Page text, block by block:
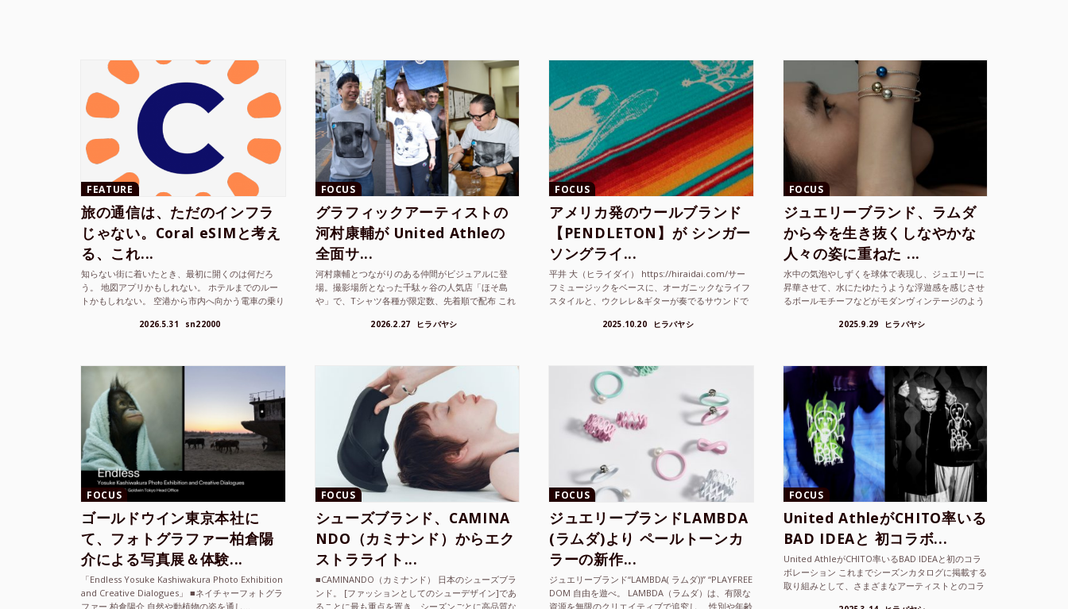
FEATURE
旅の通信は、ただのインフラ
じゃない。Coral eSIMと考え
る、これ...
知らない街に着いたとき、最初に開くのは何だろ
う。 地図アプリかもしれない。 ホテルまでのルー
トかもしれない。 空港から市内へ向かう電車の乗り
て、その街の空...2026.5.31 sn22000
FOCUS
グラフィックアーティストの
河村康輔が United Athleの
全面サ...
河村康輔とつながりのある仲間がビジュアルに登
場。撮影場所となった千駄ヶ谷の人気店「ほそ島
や」で、Tシャツ各種が限定数、先着順で配布 これ
2026.2.27 ヒラバヤシ
FOCUS
アメリカ発のウールブランド
【PENDLETON】が シンガー
ソングライ...
平井 大（ヒライダイ） https://hiraidai.com/サー
フミュージックをベースに、オーガニックなライフ
スタイルと、ウクレレ&ギターが奏でるサウンドで
2025.10.20 ヒラバヤシ
FOCUS
ジュエリーブランド、ラムダ
から今を生き抜くしなやかな
人々の姿に重ねた ...
水中の気泡やしずくを球体で表現し、ジュエリーに
昇華させて、水にたゆたうような浮遊感を感じさせ
るボールモチーフなどがモダンヴィンテージのよう
2025.9.29 ヒラバヤシ
FOCUS
ゴールドウイン東京本社に
て、フォトグラファー柏倉陽
介による写真展＆体験...
「Endless Yosuke Kashiwakura Photo Exhibition
and Creative Dialogues」 ■ネイチャーフォトグラ
ファー 柏倉陽介 自然や動植物の姿を通し...
FOCUS
シューズブランド、CAMINA
NDO（カミナンド）からエク
ストラライト...
■CAMINANDO（カミナンド） 日本のシューズブラ
ンド。 [ファッションとしてのシューデザイン]であ
ることに最も重点を置き、シーズンごとに高品質な
FOCUS
ジュエリーブランドLAMBDA
(ラムダ)より ペールトーンカ
ラーの新作...
ジュエリーブランド“LAMBDA( ラムダ))” “PLAYFREE
DOM 自由を遊べ。 LAMBDA（ラムダ）は、有限な
資源を無限のクリエイティブで追究し、 性別や年齢
FOCUS
United AthleがCHITO率いる
BAD IDEAと 初コラボ...
United AthleがCHITO率いるBAD IDEAと初のコラ
ボレーション これまでシーズンカタログに掲載する
取り組みとして、さまざまなアーティストとのコラ